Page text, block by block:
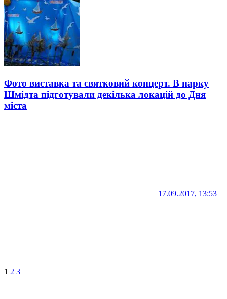
Фото виставка та святковий концерт. В парку
Шмідта підготували декілька локацій до Дня
міста
17.09.2017, 13:53
1 2 3